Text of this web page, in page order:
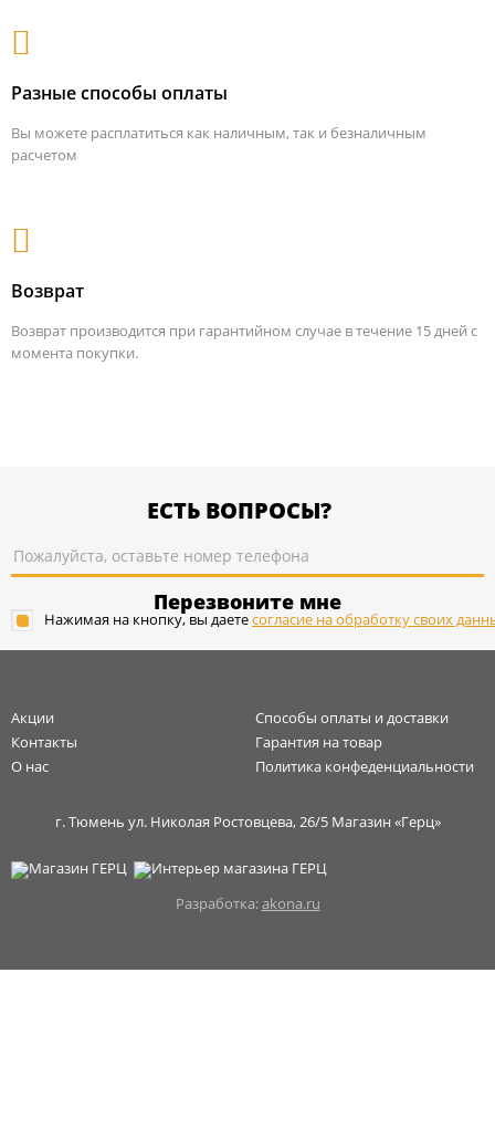
Разные способы оплаты
Вы можете расплатиться как наличным, так и безналичным
расчетом
Возврат
Возврат производится при гарантийном случае в течение 15 дней с
момента покупки.
ЕСТЬ ВОПРОСЫ?
Перезвоните мне
Нажимая на кнопку, вы даетесогласие на обработку своих
Акции
Контакты
О нас
Способы оплаты и доставки
Гарантия на товар
Политика конфеденциальности
г. Тюмень ул. Николая Ростовцева, 26/5 Магазин «Герц»
Разработка:akona.ru